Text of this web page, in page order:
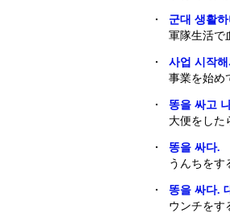
・
군대 생활
軍隊生活で
・
사업 시작
事業を始め
・
똥을 싸고
大便をした
・
똥을 싸다.
うんちをす
・
똥을 싸다.
ウンチをす